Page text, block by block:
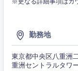
勤務地
東京都中央区八重洲
重洲セントラルタワ